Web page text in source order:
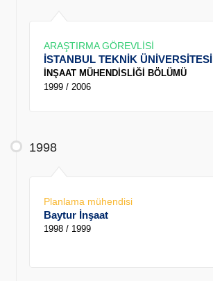
ARAŞTIRMA GÖREVLİSİ
İSTANBUL TEKNİK ÜNİVERSİTESİ
İNŞAAT MÜHENDİSLİĞİ BÖLÜMÜ
1999 / 2006
1998
Planlama mühendisi
Baytur İnşaat
1998 / 1999